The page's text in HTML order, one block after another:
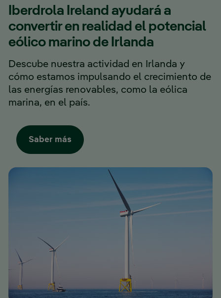
Iberdrola Ireland ayudará a
convertir en realidad el potencial
eólico marino de Irlanda
Descube nuestra actividad en Irlanda y
cómo estamos impulsando el crecimiento de
las energías renovables, como la eólica
marina, en el país.
Saber más